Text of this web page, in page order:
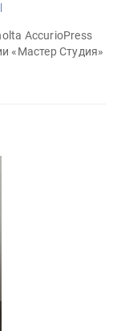
AccurioPress
«Мастер Студия»